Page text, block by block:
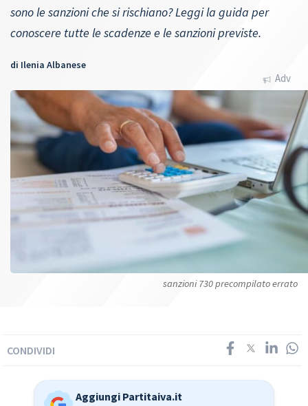
sono le sanzioni che si rischiano? Leggi la guida per
conoscere tutte le scadenze e le sanzioni previste.
di Ilenia Albanese
Adv
sanzioni 730 precompilato errato
CONDIVIDI
Aggiungi Partitaiva.it